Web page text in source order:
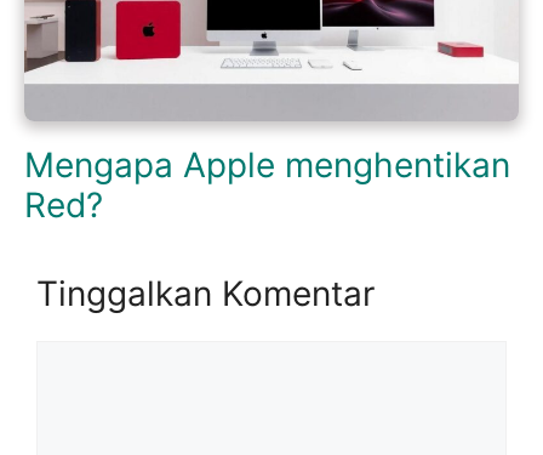
Mengapa Apple menghentikan
Red?
Tinggalkan Komentar